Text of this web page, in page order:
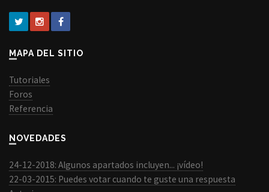
MAPA DEL SITIO
Tutoriales
Foros
Referencia
NOVEDADES
24-12-2018: Algunos apartados incluyen... ¡vídeo!
22-03-2015: Puedes votar cuando te guste una respuesta